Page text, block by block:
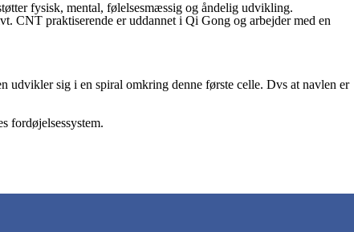
fysisk, mental, følelsesmæssig og åndelig udvikling.
CNT praktiserende er uddannet i Qi Gong og arbejder med en
udvikler sig i en spiral omkring denne første celle. Dvs at navlen er
fordøjelsessystem.